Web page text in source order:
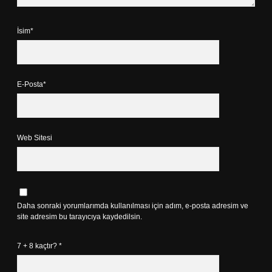
İsim*
E-Posta*
Web Sitesi
Daha sonraki yorumlarımda kullanılması için adım, e-posta adresim ve
site adresim bu tarayıcıya kaydedilsin.
7 + 8 kaçtır? *